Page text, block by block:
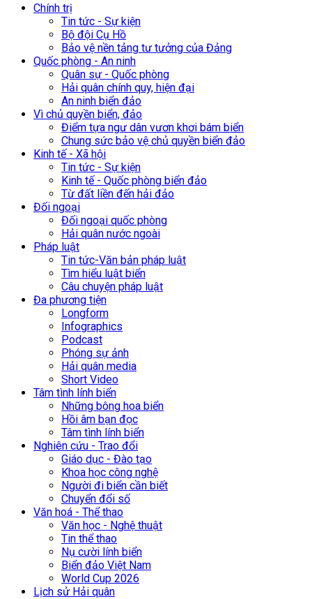
Chính trị
Tin tức - Sự kiện
Bộ đội Cụ Hồ
Bảo vệ nền tảng tư tưởng của Đảng
Quốc phòng - An ninh
Quân sự - Quốc phòng
Hải quân chính quy, hiện đại
An ninh biển đảo
Vì chủ quyền biển, đảo
Điểm tựa ngư dân vươn khơi bám biển
Chung sức bảo vệ chủ quyền biển đảo
Kinh tế - Xã hội
Tin tức - Sự kiện
Kinh tế - Quốc phòng biển đảo
Từ đất liền đến hải đảo
Đối ngoại
Đối ngoại quốc phòng
Hải quân nước ngoài
Pháp luật
Tin tức-Văn bản pháp luật
Tìm hiểu luật biển
Câu chuyện pháp luật
Đa phương tiện
Longform
Infographics
Podcast
Phóng sự ảnh
Hải quân media
Short Video
Tâm tình lính biển
Những bông hoa biển
Hồi âm bạn đọc
Tâm tình lính biển
Nghiên cứu - Trao đổi
Giáo dục - Đào tạo
Khoa học công nghệ
Người đi biển cần biết
Chuyển đổi số
Văn hoá - Thể thao
Văn học - Nghệ thuật
Tin thể thao
Nụ cười lính biển
Biển đảo Việt Nam
World Cup 2026
Lịch sử Hải quân